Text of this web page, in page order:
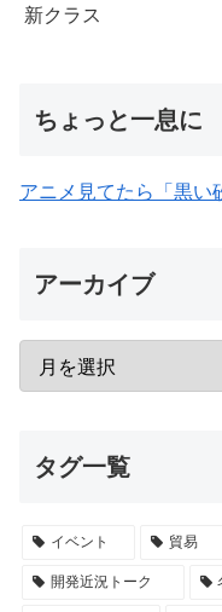
新クラス
ちょっと一息に
アニメ見てたら「黒い
アーカイブ
タグ一覧
イベント 貿易
開発近況トーク